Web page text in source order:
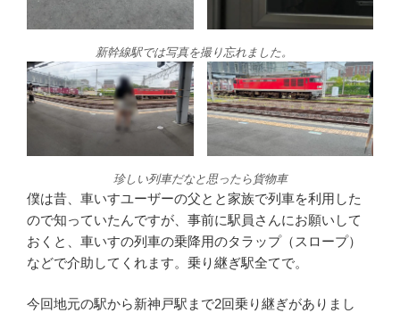
新幹線駅では写真を撮り忘れました。
珍しい列車だなと思ったら貨物車
僕は昔、車いすユーザーの父とと家族で列車を利用した
ので知っていたんですが、事前に駅員さんにお願いして
おくと、車いすの列車の乗降用のタラップ（スロープ）
などで介助してくれます。乗り継ぎ駅全てで。
今回地元の駅から新神戸駅まで2回乗り継ぎがありまし